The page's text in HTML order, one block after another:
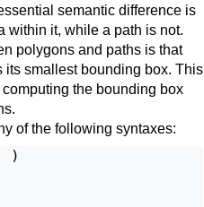
semantic difference is
within it, while a path is not.
polygons and paths is that
smallest bounding box. This
the bounding box
of the following syntaxes:
)